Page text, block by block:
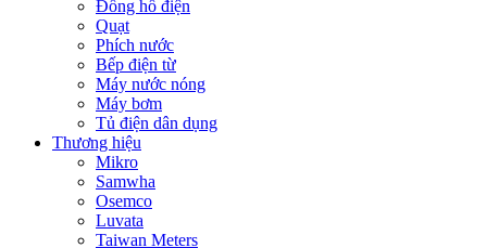
Đồng hồ điện
Quạt
Phích nước
Bếp điện từ
Máy nước nóng
Máy bơm
Tủ điện dân dụng
Thương hiệu
Mikro
Samwha
Osemco
Luvata
Taiwan Meters